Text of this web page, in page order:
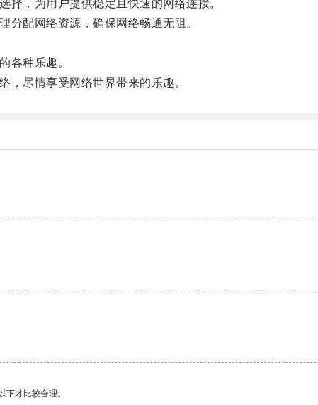
，为用户提供稳定且快速的网络连接。
配网络资源，确保网络畅通无阻。
各种乐趣。
尽情享受网络世界带来的乐趣。
才比较合理。